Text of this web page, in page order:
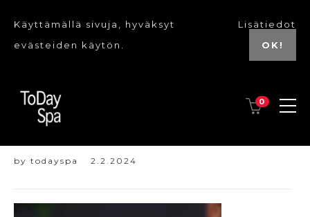
Käyttämällä sivuja, hyväksyt
evästeiden käytön.
Lisätiedot
OK!
0
suklaa
by todayspa 2.2.2024